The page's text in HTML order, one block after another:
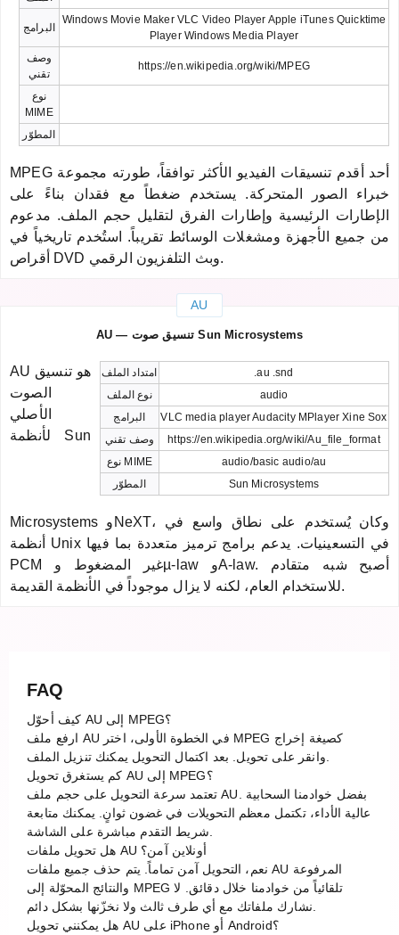
البرامج
Windows Movie Maker VLC Video Player Apple iTunes Quicktime
Player Windows Media Player
وصف
تقني
https://en.wikipedia.org/wiki/MPEG
نوع
MIME
المطوّر
MPEG أحد أقدم تنسيقات الفيديو الأكثر توافقاً، طورته مجموعة
خبراء الصور المتحركة. يستخدم ضغطاً مع فقدان بناءً على
الإطارات الرئيسية وإطارات الفرق لتقليل حجم الملف. مدعوم
من جميع الأجهزة ومشغلات الوسائط تقريباً. استُخدم تاريخياً في
أقراص DVD وبث التلفزيون الرقمي.
AU
AU — تنسيق صوت Sun Microsystems
امتداد الملف
.au .snd
نوع الملف
audio
البرامج
VLC media player Audacity MPlayer Xine Sox
وصف تقني
https://en.wikipedia.org/wiki/Au_file_format
نوع MIME
audio/basic audio/au
المطوّر
Sun Microsystems
AU هو تنسيق
الصوت
الأصلي
لأنظمة Sun
Microsystems وNeXT، وكان يُستخدم على نطاق واسع في
أنظمة Unix في التسعينيات. يدعم برامج ترميز متعددة بما فيها
PCM غير المضغوط وµ-law وA-law. أصبح شبه متقادم
للاستخدام العام، لكنه لا يزال موجوداً في الأنظمة القديمة.
FAQ
كيف أحوّل AU إلى MPEG؟
ارفع ملف AU في الخطوة الأولى، اختر MPEG كصيغة إخراج
كم يستغرق تحويل AU إلى MPEG؟
تعتمد سرعة التحويل على حجم ملف AU. بفضل خوادمنا السحابية
عالية الأداء، تكتمل معظم التحويلات في غضون ثوانٍ. يمكنك متابعة
هل تحويل ملفات AU أونلاين آمن؟
نعم، التحويل آمن تماماً. يتم حذف جميع ملفات AU المرفوعة
والنتائج المحوّلة إلى MPEG تلقائياً من خوادمنا خلال دقائق. لا
هل يمكنني تحويل AU على iPhone أو Android؟